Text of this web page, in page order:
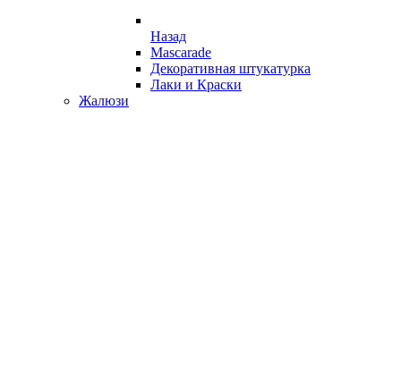
Назад
Mascarade
Декоративная штукатурка
Лаки и Краски
Жалюзи